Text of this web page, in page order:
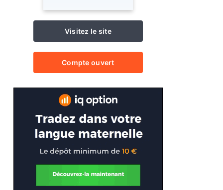
Visitez le site
Compte ouvert